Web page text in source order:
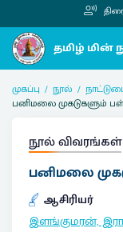
முகப்பு நூல்
பனிமலை முகடுகளும்
நூல் விவரங்கள்
பனிமலை
ஆசிரியர்
இளங்குமரன்,